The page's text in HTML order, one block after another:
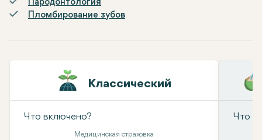
Пародонтология
Пломбирование зубов
Классический
Что включено?
Медицинская страховка
Что